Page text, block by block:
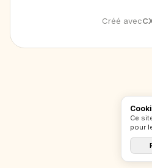
Créé avec
Ce
pour